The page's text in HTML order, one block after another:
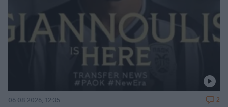
06.08.2026, 12:35 2